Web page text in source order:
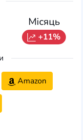
Місяць
+11%
Amazon